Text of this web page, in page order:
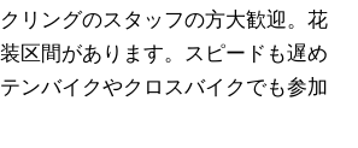
リングのスタッフの方大歓迎。花
区間があります。スピードも遅め
ンバイクやクロスバイクでも参加